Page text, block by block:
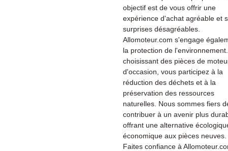
objectif est de vous offrir une
expérience d'achat agréable et
surprises désagréables.
Allomoteur.com s'engage
la protection de
choisissant des pièces de
d'occasion, vous participez à la
réduction des déchets et à la
préservation des ressources
naturelles. Nous sommes fiers
contribuer à un avenir plus
offrant une alternative
économique aux pièces neuves.
Faites confiance à